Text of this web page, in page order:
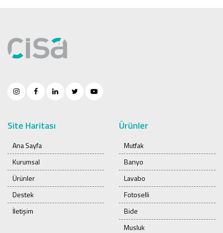
Site Haritası
Ana Sayfa
Kurumsal
Ürünler
Destek
İletişim
Ürünler
Mutfak
Banyo
Lavabo
Fotoselli
Bide
Musluk